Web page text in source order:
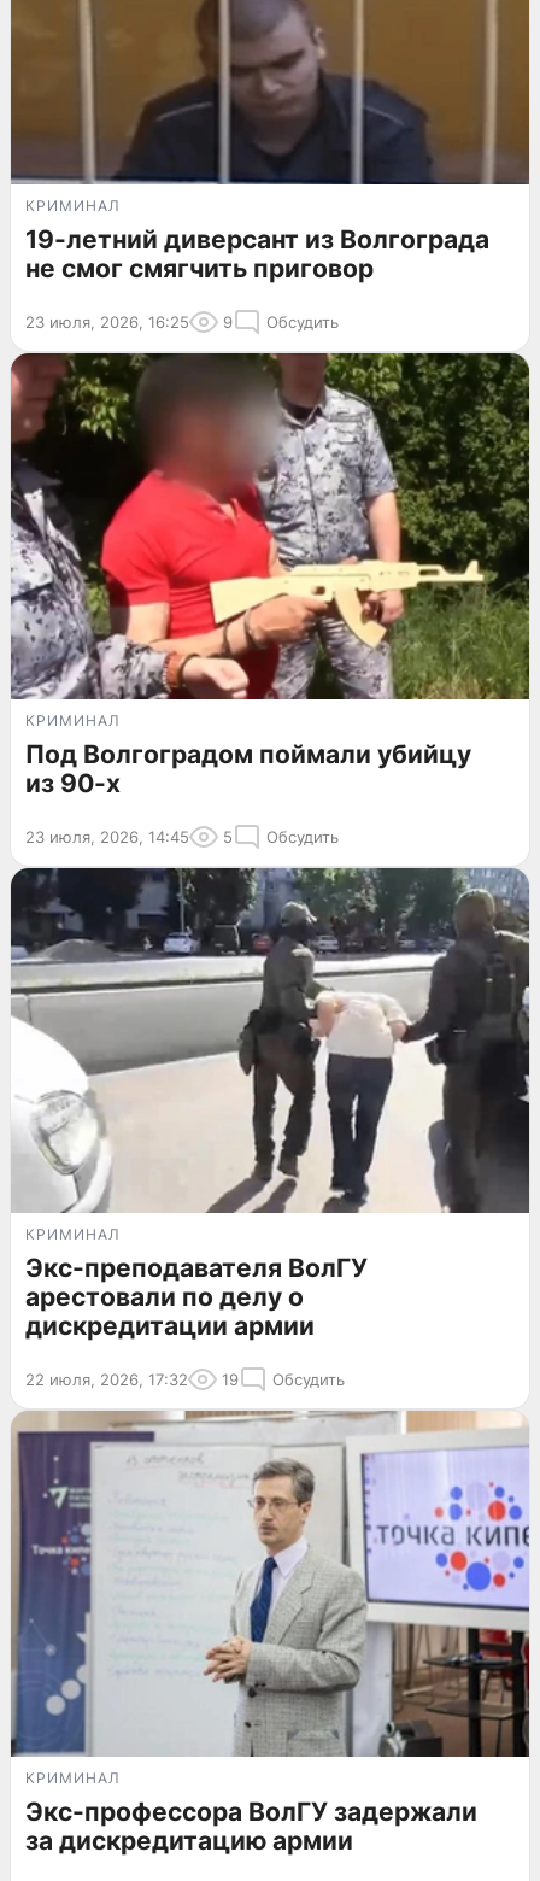
КРИМИНАЛ
19-летний диверсант из Волгограда
не смог смягчить приговор
23 июля, 2026, 16:25 9 Обсудить
КРИМИНАЛ
Под Волгоградом поймали убийцу
из 90-х
23 июля, 2026, 14:45 5 Обсудить
КРИМИНАЛ
Экс-преподавателя ВолГУ
арестовали по делу о
дискредитации армии
22 июля, 2026, 17:32 19 Обсудить
КРИМИНАЛ
Экс-профессора ВолГУ задержали
за дискредитацию армии